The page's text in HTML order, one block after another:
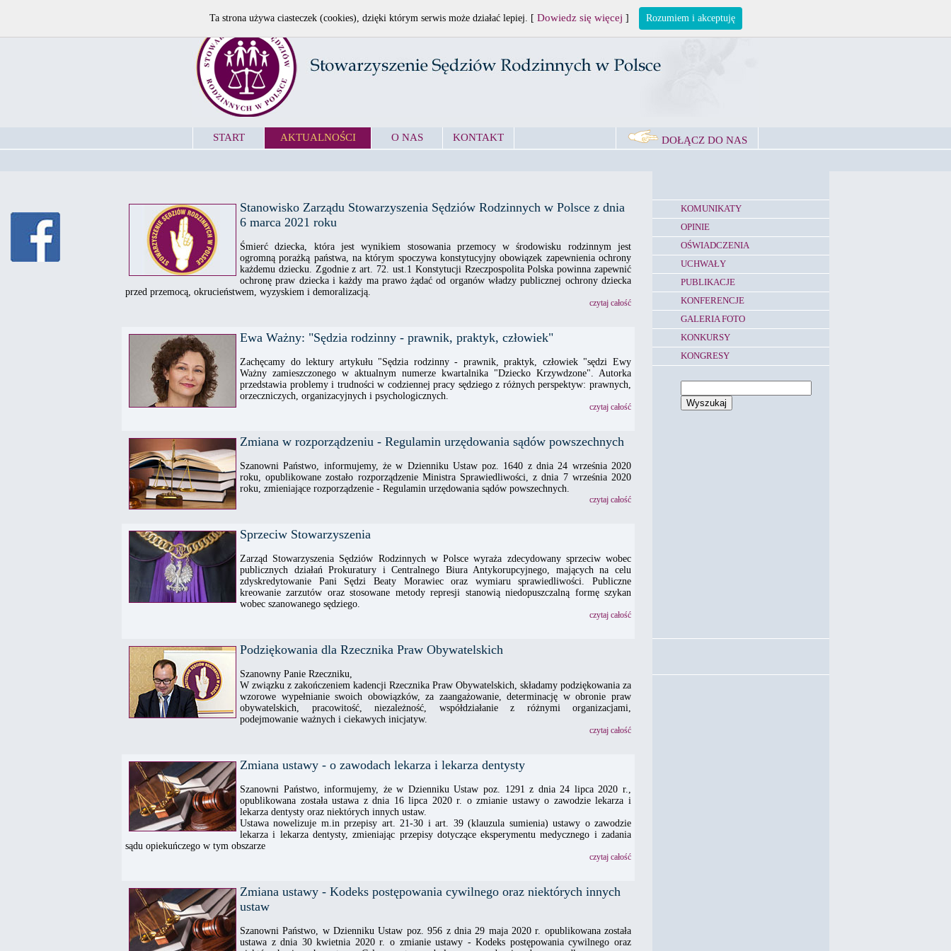
START AKTUALNOŚCI O NAS KONTAKT DOŁĄCZ DO NAS
Stanowisko Zarządu Stowarzyszenia Sędziów Rodzinnych w Polsce z dnia
6 marca 2021 roku
Śmierć dziecka, która jest wynikiem stosowania przemocy w środowisku rodzinnym jest
ogromną porażką państwa, na którym spoczywa konstytucyjny obowiązek zapewnienia ochrony
każdemu dziecku. Zgodnie z art. 72. ust.1 Konstytucji Rzeczpospolita Polska powinna zapewnić
ochronę praw dziecka i każdy ma prawo żądać od organów władzy publicznej ochrony dziecka
przed przemocą, okrucieństwem, wyzyskiem i demoralizacją.
czytaj całość
Ewa Ważny: "Sędzia rodzinny - prawnik, praktyk, człowiek"
Zachęcamy do lektury artykułu "Sędzia rodzinny - prawnik, praktyk, człowiek "sędzi Ewy
Ważny zamieszczonego w aktualnym numerze kwartalnika "Dziecko Krzywdzone". Autorka
przedstawia problemy i trudności w codziennej pracy sędziego z różnych perspektyw: prawnych,
orzeczniczych, organizacyjnych i psychologicznych.
czytaj całość
Zmiana w rozporządzeniu - Regulamin urzędowania sądów powszechnych
Szanowni Państwo, informujemy, że w Dzienniku Ustaw poz. 1640 z dnia 24 września 2020
roku, opublikowane zostało rozporządzenie Ministra Sprawiedliwości, z dnia 7 września 2020
roku, zmieniające rozporządzenie - Regulamin urzędowania sądów powszechnych.
czytaj całość
Sprzeciw Stowarzyszenia
Zarząd Stowarzyszenia Sędziów Rodzinnych w Polsce wyraża zdecydowany sprzeciw wobec
publicznych działań Prokuratury i Centralnego Biura Antykorupcyjnego, mających na celu
zdyskredytowanie Pani Sędzi Beaty Morawiec oraz wymiaru sprawiedliwości. Publiczne
kreowanie zarzutów oraz stosowane metody represji stanowią niedopuszczalną formę szykan
wobec szanowanego sędziego.
czytaj całość
Podziękowania dla Rzecznika Praw Obywatelskich
Szanowny Panie Rzeczniku,
W związku z zakończeniem kadencji Rzecznika Praw Obywatelskich, składamy podziękowania za
wzorowe wypełnianie swoich obowiązków, za zaangażowanie, determinację w obronie praw
obywatelskich, pracowitość, niezależność, współdziałanie z różnymi organizacjami,
podejmowanie ważnych i ciekawych inicjatyw.
czytaj całość
Zmiana ustawy - o zawodach lekarza i lekarza dentysty
Szanowni Państwo, informujemy, że w Dzienniku Ustaw poz. 1291 z dnia 24 lipca 2020 r.,
opublikowana została ustawa z dnia 16 lipca 2020 r. o zmianie ustawy o zawodzie lekarza i
lekarza dentysty oraz niektórych innych ustaw.
Ustawa nowelizuje m.in przepisy art. 21-30 i art. 39 (klauzula sumienia) ustawy o zawodzie
lekarza i lekarza dentysty, zmieniając przepisy dotyczące eksperymentu medycznego i zadania
sądu opiekuńczego w tym obszarze
czytaj całość
Zmiana ustawy - Kodeks postępowania cywilnego oraz niektórych innych
ustaw
Szanowni Państwo, w Dzienniku Ustaw poz. 956 z dnia 29 maja 2020 r. opublikowana została
ustawa z dnia 30 kwietnia 2020 r. o zmianie ustawy - Kodeks postępowania cywilnego oraz
KOMUNIKATY
OPINIE
OŚWIADCZENIA
UCHWAŁY
PUBLIKACJE
KONFERENCJE
GALERIA FOTO
KONKURSY
KONGRESY
Ta strona używa ciasteczek (cookies), dzięki którym serwis może działać lepiej. [ Dowiedz się więcej ] Rozumiem i akceptuję